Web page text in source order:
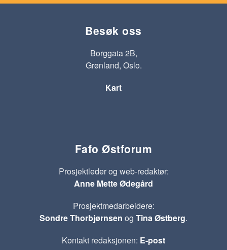
Besøk oss
Borggata 2B,
Grønland, Oslo.
Kart
Fafo Østforum
Prosjektleder og web-redaktør:
Anne Mette Ødegård
Prosjektmedarbeidere:
Sondre Thorbjørnsen og Tina Østberg.
Kontakt redaksjonen: E-post